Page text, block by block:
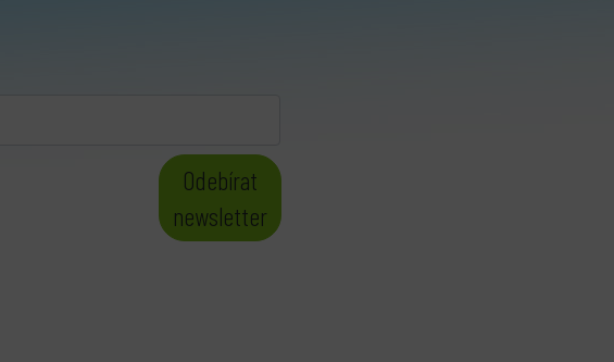
Odebírat
newsletter